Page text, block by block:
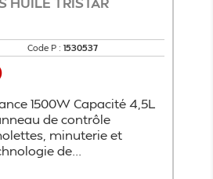
Code P : 1530537
1500W Capacité 4,5L
de contrôle
minuterie et
de...